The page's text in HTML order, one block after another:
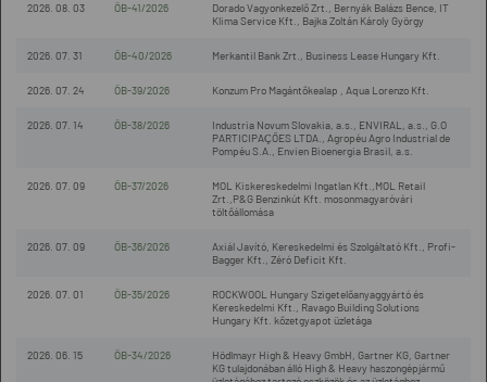
2026. 08. 03 ÖB-41/2026
Dorado Vagyonkezelő Zrt., Bernyák Balázs Bence, IT
Klima Service Kft., Bajka Zoltán Károly György
2026. 07. 31 ÖB-40/2026 Merkantil Bank Zrt., Business Lease Hungary Kft.
2026. 07. 24 ÖB-39/2026 Konzum Pro Magántőkealap , Aqua Lorenzo Kft.
2026. 07. 14 ÖB-38/2026
Industria Novum Slovakia, a.s., ENVIRAL, a.s., G.O
PARTICIPAÇÕES LTDA., Agropéu Agro Industrial de
Pompéu S.A., Envien Bioenergia Brasil, a.s.
2026. 07. 09 ÖB-37/2026
MOL Kiskereskedelmi Ingatlan Kft.,MOL Retail
Zrt.,P&G Benzinkút Kft. mosonmagyaróvári
töltőállomása
2026. 07. 09 ÖB-36/2026
Axiál Javító, Kereskedelmi és Szolgáltató Kft., Profi-
Bagger Kft., Zéró Deficit Kft.
2026. 07. 01 ÖB-35/2026
ROCKWOOL Hungary Szigetelőanyaggyártó és
Kereskedelmi Kft., Ravago Building Solutions
Hungary Kft. kőzetgyapot üzletága
2026. 06. 15 ÖB-34/2026
Hödlmayr High & Heavy GmbH, Gartner KG, Gartner
KG tulajdonában álló High & Heavy haszongépjármű